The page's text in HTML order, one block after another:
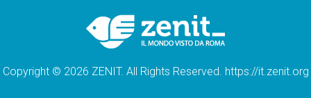
Copyright © 2026 ZENIT. All Rights Reserved. https://it.zenit.org